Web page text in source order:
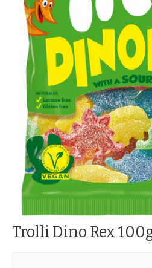
Trolli Dino Rex